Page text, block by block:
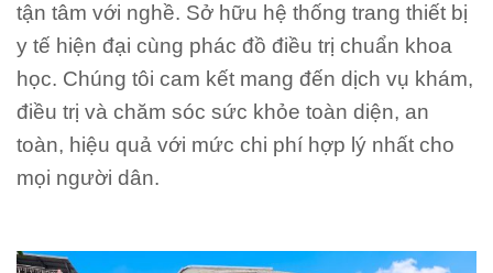
tận tâm với nghề. Sở hữu hệ thống trang thiết bị
y tế hiện đại cùng phác đồ điều trị chuẩn khoa
học. Chúng tôi cam kết mang đến dịch vụ khám,
điều trị và chăm sóc sức khỏe toàn diện, an
toàn, hiệu quả với mức chi phí hợp lý nhất cho
mọi người dân.